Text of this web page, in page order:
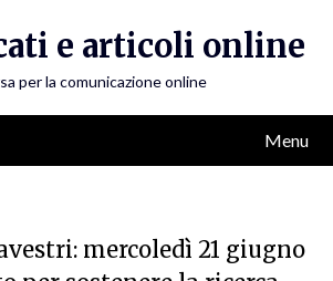
e articoli online
per la comunicazione online
Menu
mercoledì 21 giugno